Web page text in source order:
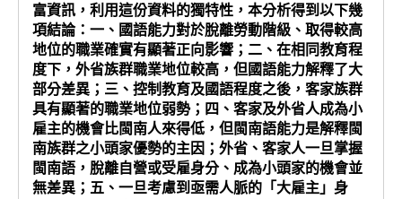
富資訊，利用這份資料的獨特性，本分析得到以下幾
項結論：一、國語能力對於脫離勞動階級、取得較高
地位的職業確實有顯著正向影響；二、在相同教育程
度下，外省族群職業地位較高，但國語能力解釋了大
部分差異；三、控制教育及國語程度之後，客家族群
具有顯著的職業地位弱勢；四、客家及外省人成為小
雇主的機會比閩南人來得低，但閩南語能力是解釋閩
南族群之小頭家優勢的主因；外省、客家人一旦掌握
閩南語，脫離自營或受雇身分、成為小頭家的機會並
無差異；五、一旦考慮到亟需人脈的「大雇主」身